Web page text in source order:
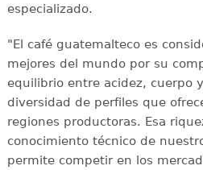
especializado.
"El café guatemalteco es
mejores del mundo por su
equilibrio entre acidez, cuerpo
diversidad de perfiles que
regiones productoras. Esa
conocimiento técnico de
permite competir en los